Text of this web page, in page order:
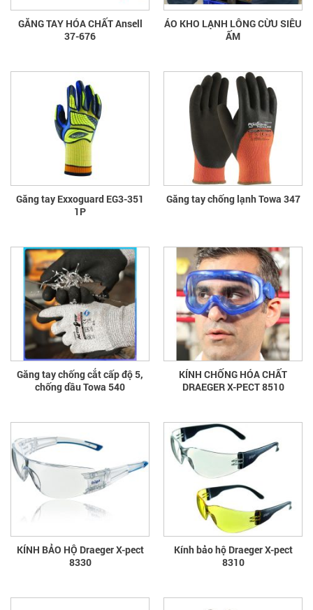
GĂNG TAY HÓA CHẤT Ansell
37-676
ÁO KHO LẠNH LÔNG CỪU SIÊU
ẤM
Găng tay Exxoguard EG3-351
1P
Găng tay chống lạnh Towa 347
Găng tay chống cắt cấp độ 5,
chống dầu Towa 540
KÍNH CHỐNG HÓA CHẤT
DRAEGER X-PECT 8510
KÍNH BẢO HỘ Draeger X-pect
8330
Kính bảo hộ Draeger X-pect
8310